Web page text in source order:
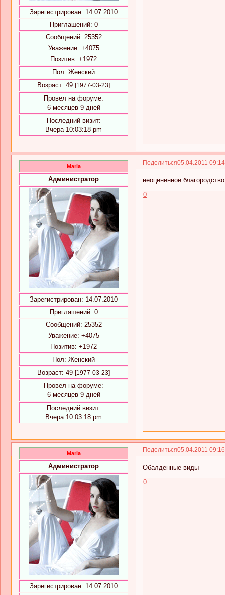
Зарегистрирован: 14.07.2010
Приглашений: 0
Сообщений: 25352
Уважение: +4075
Позитив: +1972
Пол: Женский
Возраст: 49 [1977-03-23]
Провел на форуме:
6 месяцев 9 дней
Последний визит:
Вчера 10:03:18 pm
Поделиться05.04.2011
Maria
Администратор
Зарегистрирован: 14.07.2010
Приглашений: 0
Сообщений: 25352
Уважение: +4075
Позитив: +1972
Пол: Женский
Возраст: 49 [1977-03-23]
Провел на форуме:
6 месяцев 9 дней
Последний визит:
Вчера 10:03:18 pm
неоцененное
0
Поделиться05.04.2011
Maria
Администратор
Зарегистрирован: 14.07.2010
Обалденные виды
0